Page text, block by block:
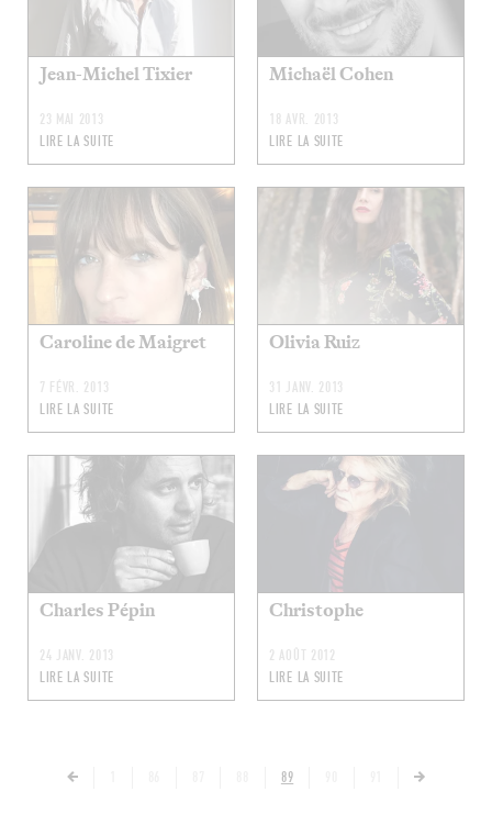
Jean-Michel Tixier
23 MAI 2013
LIRE LA SUITE
Michaël Cohen
18 AVR. 2013
LIRE LA SUITE
Caroline de Maigret
7 FÉVR. 2013
LIRE LA SUITE
Olivia Ruiz
31 JANV. 2013
LIRE LA SUITE
Charles Pépin
24 JANV. 2013
LIRE LA SUITE
Christophe
2 AOÛT 2012
LIRE LA SUITE
89